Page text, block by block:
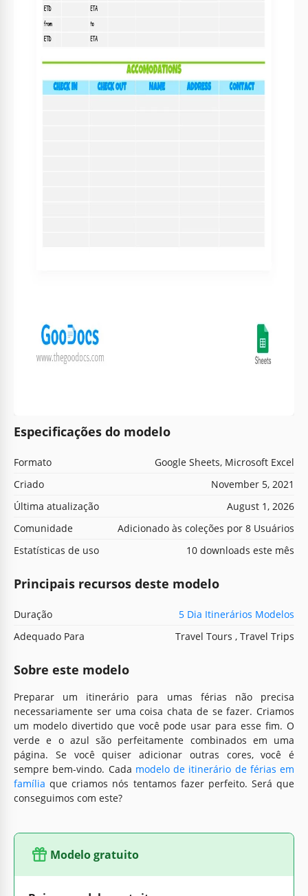
Especificações do modelo
Formato
Google Sheets, Microsoft Excel
Criado
November 5, 2021
Última atualização
August 1, 2026
Comunidade
Adicionado às coleções por 8 Usuários
Estatísticas de uso
10 downloads este mês
Principais recursos deste modelo
Duração
5 Dia Itinerários Modelos
Adequado Para
Travel Tours , Travel Trips
Sobre este modelo
Preparar um itinerário para umas férias não precisa
necessariamente ser uma coisa chata de se fazer. Criamos
um modelo divertido que você pode usar para esse fim. O
verde e o azul são perfeitamente combinados em uma
página. Se você quiser adicionar outras cores, você é
sempre bem-vindo. Cada modelo de itinerário de férias em
família que criamos nós tentamos fazer perfeito. Será que
conseguimos com este?
Modelo gratuito